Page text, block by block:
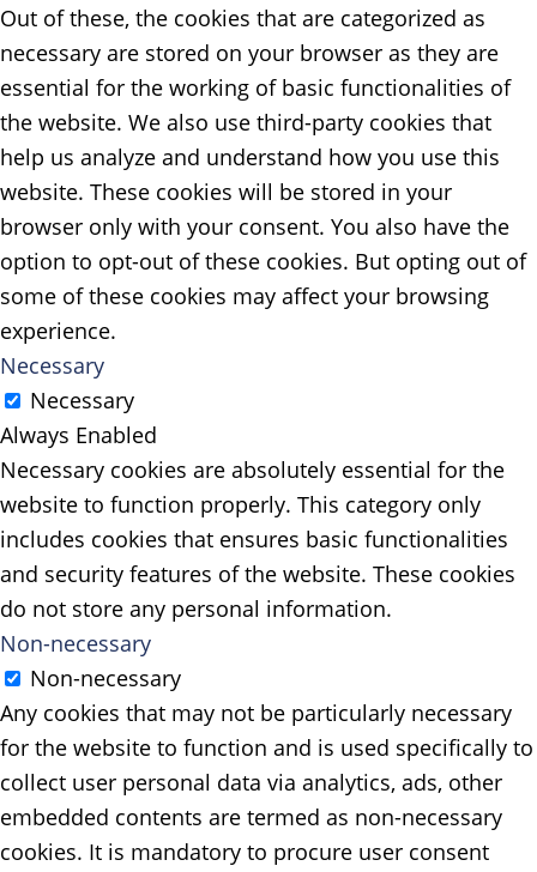
Out of these, the cookies that are categorized as
necessary are stored on your browser as they are
essential for the working of basic functionalities of
the website. We also use third-party cookies that
help us analyze and understand how you use this
website. These cookies will be stored in your
browser only with your consent. You also have the
option to opt-out of these cookies. But opting out of
some of these cookies may affect your browsing
experience.
Necessary
Necessary
Always Enabled
Necessary cookies are absolutely essential for the
website to function properly. This category only
includes cookies that ensures basic functionalities
and security features of the website. These cookies
do not store any personal information.
Non-necessary
Non-necessary
Any cookies that may not be particularly necessary
for the website to function and is used specifically to
collect user personal data via analytics, ads, other
embedded contents are termed as non-necessary
cookies. It is mandatory to procure user consent